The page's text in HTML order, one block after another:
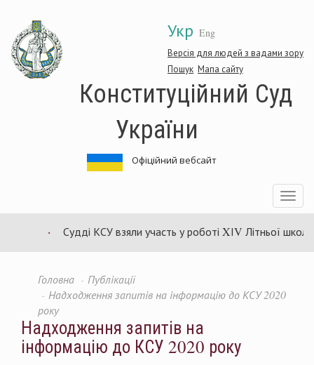
основного
матеріалу
Укр Eng
Версія для людей з вадами зору
Пошук Мапа сайту
Конституційний Суд
України
Офіційний вебсайт
Toggle
Судді КСУ взяли участь у роботі XІV Літньої
Головна
Публікації
Надходження запитів на інформацію до КСУ 2020
року
Надходження запитів на
інформацію до КСУ 2020 року